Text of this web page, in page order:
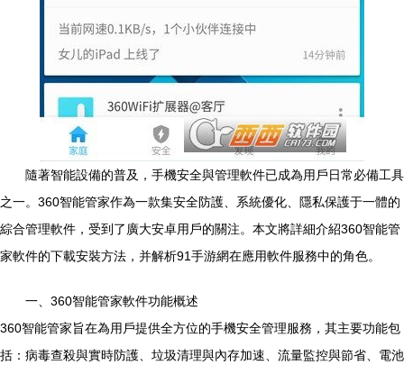
隨著智能設備的普及，手機安全與管理軟件已成為用戶日常必備工具
之一。360智能管家作為一款集安全防護、系統優化、隱私保護于一體的
綜合管理軟件，受到了廣大安卓用戶的關注。本文將詳細介紹360智能管
家軟件的下載安裝方法，并解析91手游網在應用軟件服務中的角色。
一、360智能管家軟件功能概述
360智能管家旨在為用戶提供全方位的手機安全管理服務，其主要功能包
括：病毒查殺與實時防護、垃圾清理與內存加速、流量監控與節省、電池